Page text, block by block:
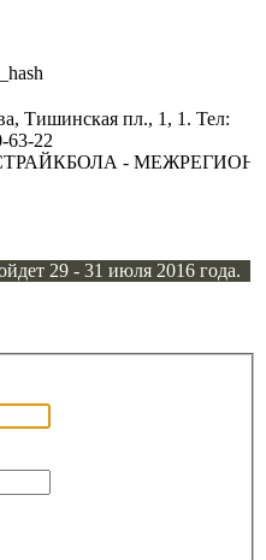
Тишинская пл., 1, 1. Тел:
63-22
-
29 - 31 июля 2016 года.